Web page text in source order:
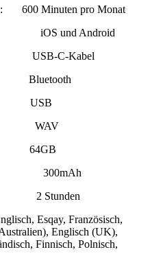
600 Minuten pro Monat
Android
C-Kabel
Bluetooth
USB
WAV
64GB
Esqay, Französisch,
Englisch (UK),
Finnisch, Polnisch,